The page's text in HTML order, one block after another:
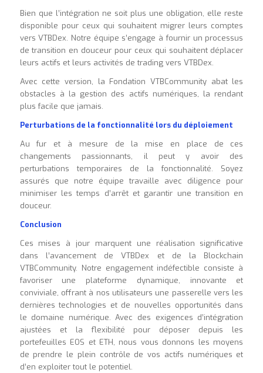
Bien que l’intégration ne soit plus une obligation, elle reste
disponible pour ceux qui souhaitent migrer leurs comptes
vers VTBDex. Notre équipe s’engage à fournir un processus
de transition en douceur pour ceux qui souhaitent déplacer
leurs actifs et leurs activités de trading vers VTBDex.
Avec cette version, la Fondation VTBCommunity abat les
obstacles à la gestion des actifs numériques, la rendant
plus facile que jamais.
Perturbations de la fonctionnalité lors du déploiement
Au fur et à mesure de la mise en place de ces
changements passionnants, il peut y avoir des
perturbations temporaires de la fonctionnalité. Soyez
assurés que notre équipe travaille avec diligence pour
minimiser les temps d’arrêt et garantir une transition en
douceur.
Conclusion
Ces mises à jour marquent une réalisation significative
dans l’avancement de VTBDex et de la Blockchain
VTBCommunity. Notre engagement indéfectible consiste à
favoriser une plateforme dynamique, innovante et
conviviale, offrant à nos utilisateurs une passerelle vers les
dernières technologies et de nouvelles opportunités dans
le domaine numérique. Avec des exigences d’intégration
ajustées et la flexibilité pour déposer depuis les
portefeuilles EOS et ETH, nous vous donnons les moyens
de prendre le plein contrôle de vos actifs numériques et
d’en exploiter tout le potentiel.